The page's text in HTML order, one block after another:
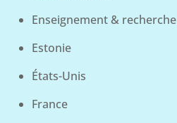
Enseignement & recherche
Estonie
États-Unis
France